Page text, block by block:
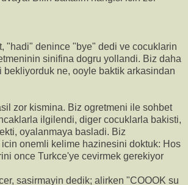
"hadi" denince "bye" dedi ve cocuklarin
sinifina dogru yollandi. Biz daha
bekliyorduk ne, ooyle baktik arkasindan
zor kismina. Biz ogretmeni ile sohbet
ilgilendi, diger cocuklarla bakisti,
oyalanmaya basladi. Biz
onemli kelime hazinesini doktuk: Hos
once Turkce'ye cevirmek gerekiyor
sasirmayin dedik; alirken "COOOK su